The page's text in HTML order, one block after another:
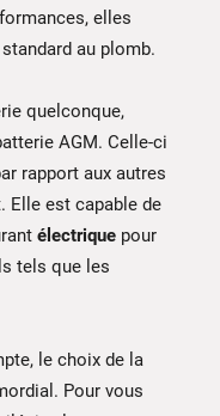
elles
au plomb.
quelconque,
AGM. Celle-ci
rapport aux autres
Elle est capable de
électrique pour
tels que les
le choix de la
Pour vous